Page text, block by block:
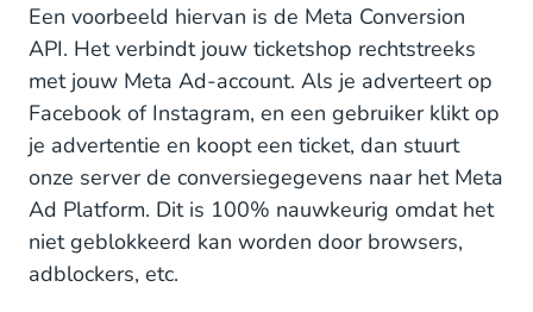
Een voorbeeld hiervan is de Meta Conversion
API. Het verbindt jouw ticketshop rechtstreeks
met jouw Meta Ad-account. Als je adverteert op
Facebook of Instagram, en een gebruiker klikt op
je advertentie en koopt een ticket, dan stuurt
onze server de conversiegegevens naar het Meta
Ad Platform. Dit is 100% nauwkeurig omdat het
niet geblokkeerd kan worden door browsers,
adblockers, etc.